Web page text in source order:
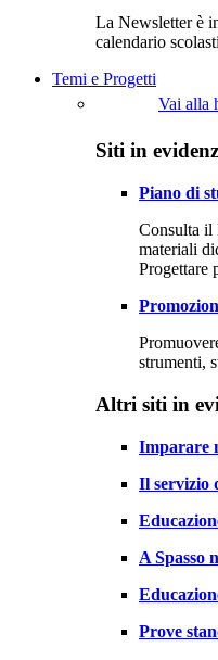
La Newsletter è
calendario
Temi e Progetti
Vai alla
Siti in
Piano di
Consulta il
materiali
Progettare
strumenti,
Altri siti in
Imparare
Il servizio
A Spasso
Prove